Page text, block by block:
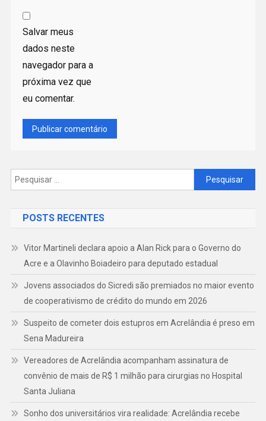
Salvar meus
dados neste
navegador para a
próxima vez que
eu comentar.
Pesquisar
por:
POSTS RECENTES
Vitor Martineli declara apoio a Alan Rick para o Governo do
Acre e a Olavinho Boiadeiro para deputado estadual
Jovens associados do Sicredi são premiados no maior evento
de cooperativismo de crédito do mundo em 2026
Suspeito de cometer dois estupros em Acrelândia é preso em
Sena Madureira
Vereadores de Acrelândia acompanham assinatura de
convênio de mais de R$ 1 milhão para cirurgias no Hospital
Santa Juliana
Sonho dos universitários vira realidade: Acrelândia recebe